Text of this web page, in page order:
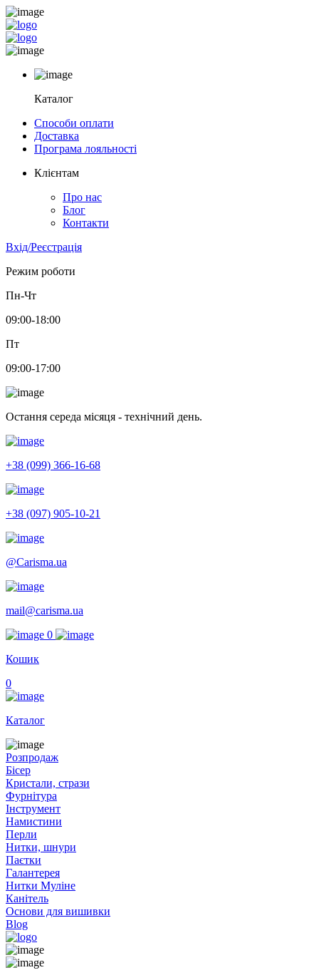
Каталог
Способи оплати
Доставка
Програма лояльності
Клієнтам
Про нас
Блог
Контакти
Вхід/Реєстрація
Режим роботи
Пн-Чт
09:00-18:00
Пт
09:00-17:00
Остання середа місяця - технічний день.
+38 (099) 366-16-68
+38 (097) 905-10-21
@Carisma.ua
mail@carisma.ua
0
Кошик
0
Каталог
Розпродаж
Бісер
Кристали, стрази
Фурнітура
Інструмент
Намистини
Перли
Нитки, шнури
Паєтки
Галантерея
Нитки Муліне
Канітель
Основи для вишивки
Blog